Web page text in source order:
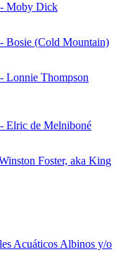
- Moby Dick
Bosie (Cold Mountain)
Lonnie Thompson
Elric de Melniboné
Foster, aka King
Acuáticos Albinos y/o